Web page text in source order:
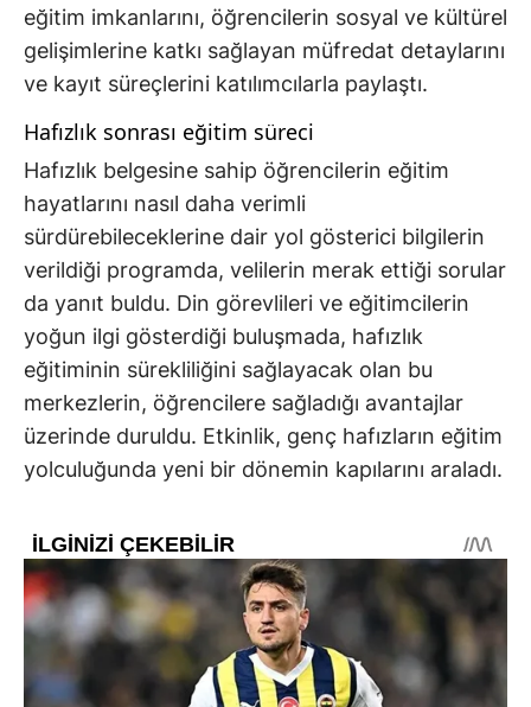
eğitim imkanlarını, öğrencilerin sosyal ve kültürel
gelişimlerine katkı sağlayan müfredat detaylarını
ve kayıt süreçlerini katılımcılarla paylaştı.
Hafızlık sonrası eğitim süreci
Hafızlık belgesine sahip öğrencilerin eğitim
hayatlarını nasıl daha verimli
sürdürebileceklerine dair yol gösterici bilgilerin
verildiği programda, velilerin merak ettiği sorular
da yanıt buldu. Din görevlileri ve eğitimcilerin
yoğun ilgi gösterdiği buluşmada, hafızlık
eğitiminin sürekliliğini sağlayacak olan bu
merkezlerin, öğrencilere sağladığı avantajlar
üzerinde duruldu. Etkinlik, genç hafızların eğitim
yolculuğunda yeni bir dönemin kapılarını araladı.